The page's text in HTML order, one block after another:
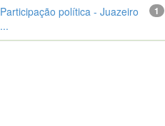
1
Participação política - Juazeiro
...